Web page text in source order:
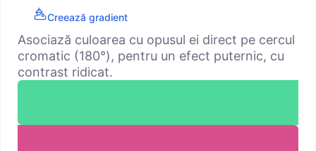
Creează gradient
Asociază culoarea cu opusul ei direct pe cercul
cromatic (180°), pentru un efect puternic, cu
contrast ridicat.